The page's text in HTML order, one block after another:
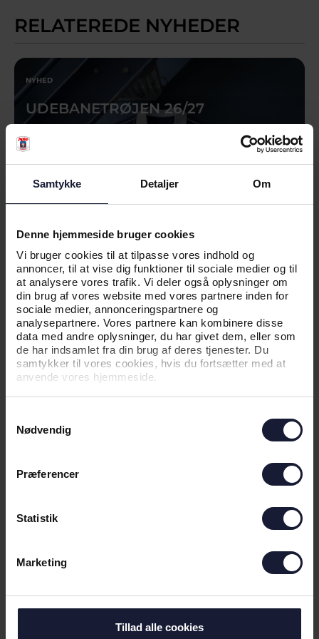
Samtykke Detaljer Om
Denne hjemmeside bruger cookies
Vi bruger cookies til at tilpasse vores indhold og
annoncer, til at vise dig funktioner til sociale medier og til
at analysere vores trafik. Vi deler også oplysninger om
din brug af vores website med vores partnere inden for
sociale medier, annonceringspartnere og
analysepartnere. Vores partnere kan kombinere disse
data med andre oplysninger, du har givet dem, eller som
de har indsamlet fra din brug af deres tjenester. Du
samtykker til vores cookies, hvis du fortsætter med at
anvende vores hjemmeside.
Nødvendig
Præferencer
Statistik
Marketing
Tillad alle cookies
RELATEREDE NYHEDER
NYHED
UDEBANETRØJEN 26/27
03.07.2026
NYHED
VÆR MED NÅR VI LANCERER
01.07.2026